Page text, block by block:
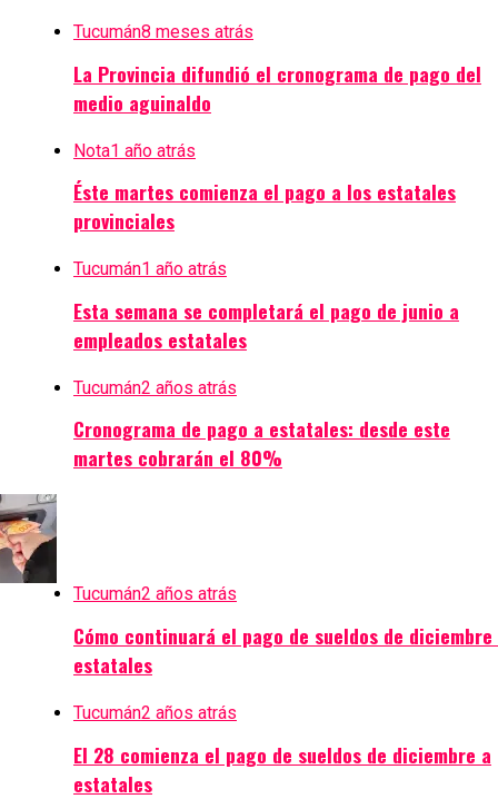
Tucumán8 meses atrás
La Provincia difundió el cronograma de pago del
medio aguinaldo
Nota1 año atrás
Éste martes comienza el pago a los estatales
provinciales
Tucumán1 año atrás
Esta semana se completará el pago de junio a
empleados estatales
Tucumán2 años atrás
Cronograma de pago a estatales: desde este
martes cobrarán el 80%
Tucumán2 años atrás
Cómo continuará el pago de sueldos de diciembre
estatales
Tucumán2 años atrás
El 28 comienza el pago de sueldos de diciembre a
estatales